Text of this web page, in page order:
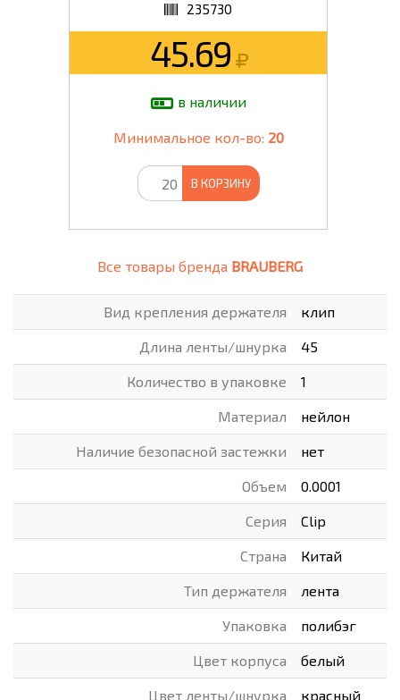
235730
45.69
в наличии
Минимальное кол-во: 20
В КОРЗИНУ
Все товары бренда BRAUBERG
Вид крепления держателя клип
Длина ленты/шнурка 45
Количество в упаковке 1
Материал нейлон
Наличие безопасной застежки нет
Объем 0.0001
Серия Clip
Страна Китай
Тип держателя лента
Упаковка полибэг
Цвет корпуса белый
Цвет ленты/шнурка красный